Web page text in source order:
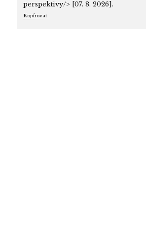
perspektivy/> [07. 8. 2026].
Kopírovat